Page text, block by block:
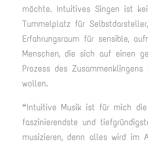
möchte. Intuitives Singen ist
Tummelplatz für
Erfahrungsraum für sensible,
Menschen, die sich auf einen
Prozess des Zusammenklingens
wollen.
“ Intuitive Musik ist für mich die
faszinierendste und
musizieren, denn alles wird im